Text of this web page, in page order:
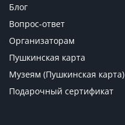
Блог
Вопрос-ответ
Организаторам
Пушкинская карта
Музеям (Пушкинская карта)
Подарочный сертификат